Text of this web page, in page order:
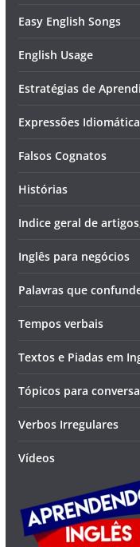
Easy English Songs
English Usage
Estratégias de
Expressões
Falsos Cognatos
Histórias
Indice geral de
Inglês para negócios
Palavras que
Tempos verbais
Textos e Piadas em
Tópicos para
Verbos Irregulares
Vídeos